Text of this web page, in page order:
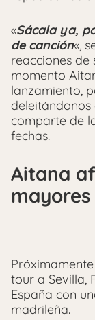
«Sácala ya,
de canción«,
reacciones de
momento
lanzamiento,
deleitándonos
comparte de
fechas.
Aitana
tour a Sevilla,
España con
madrileña.